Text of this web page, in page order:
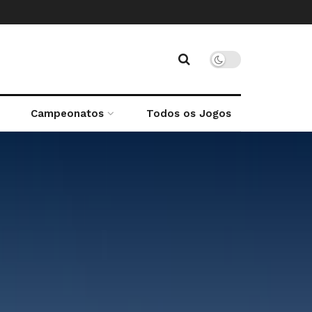
Campeonatos Todos os Jogos